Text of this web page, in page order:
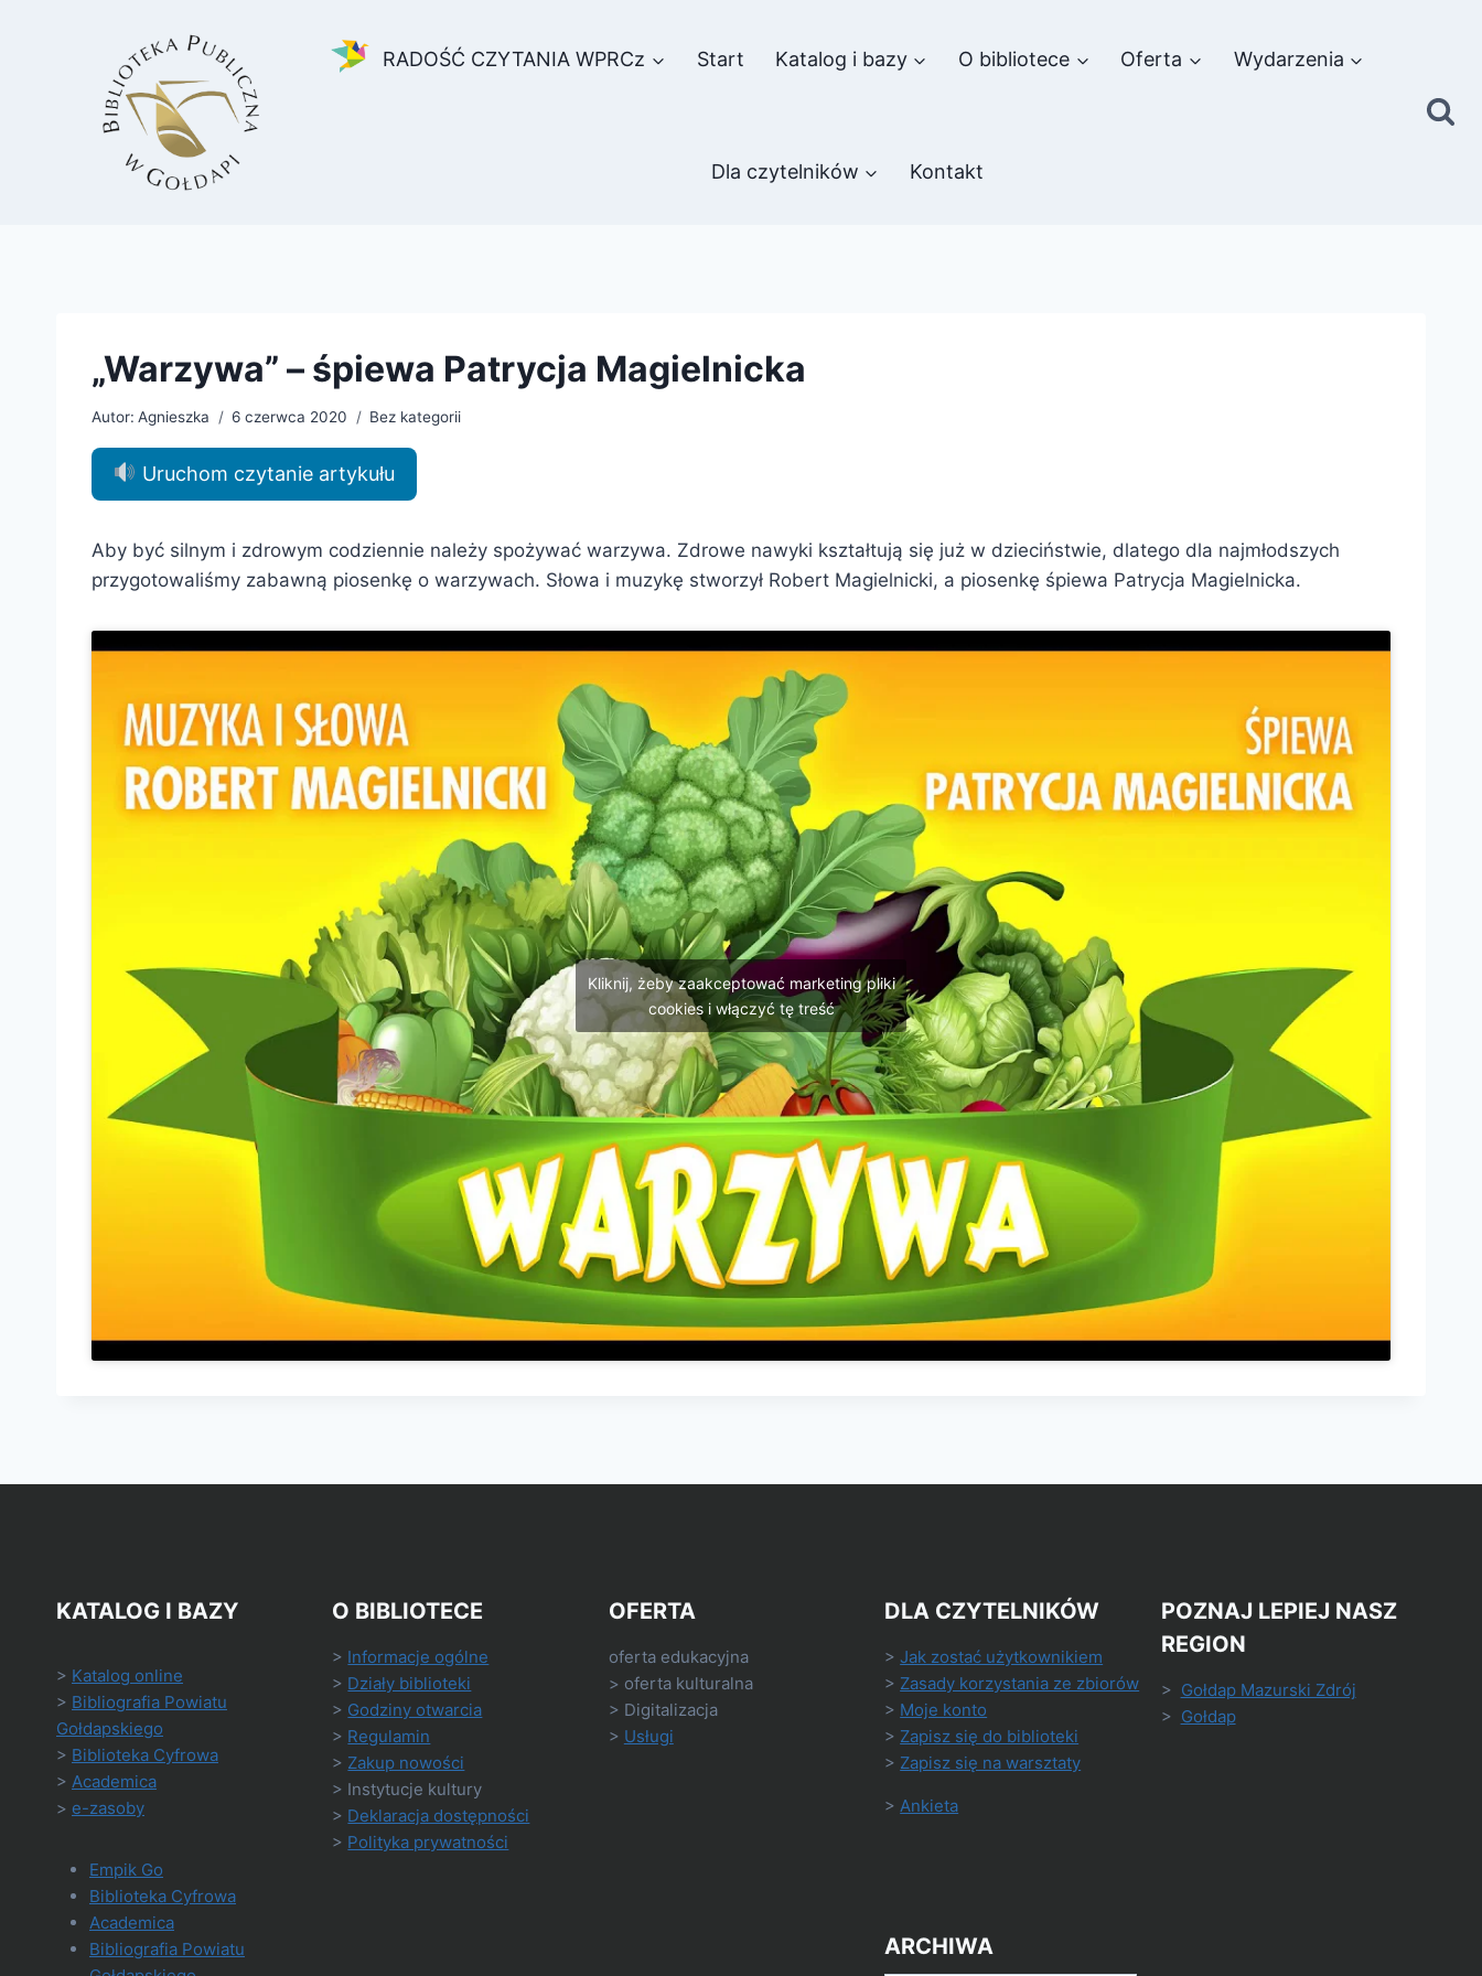
RADOŚĆ CZYTANIA WPRCz Start Katalog i bazy O bibliotece Oferta Wydarzenia
Dla czytelników Kontakt
„Warzywa” – śpiewa Patrycja Magielnicka
Autor: Agnieszka 6 czerwca 2020 Bez kategorii
Uruchom czytanie artykułu
Aby być silnym i zdrowym codziennie należy spożywać warzywa. Zdrowe nawyki kształtują się już w dzieciństwie, dlatego dla najmłodszych
przygotowaliśmy zabawną piosenkę o warzywach. Słowa i muzykę stworzył Robert Magielnicki, a piosenkę śpiewa Patrycja Magielnicka.
Kliknij, żeby zaakceptować marketing pliki
cookies i włączyć tę treść
KATALOG I BAZY
> Katalog online
> Bibliografia Powiatu
Gołdapskiego
> Biblioteka Cyfrowa
> Academica
> e-zasoby
Empik Go
Biblioteka Cyfrowa
Academica
Bibliografia Powiatu
O BIBLIOTECE
> Informacje ogólne
> Działy biblioteki
> Godziny otwarcia
> Regulamin
> Zakup nowości
> Instytucje kultury
> Deklaracja dostępności
> Polityka prywatności
OFERTA
oferta edukacyjna
> oferta kulturalna
> Digitalizacja
> Usługi
DLA CZYTELNIKÓW
>Jak zostać użytkownikiem
> Zasady korzystania ze zbiorów
> Moje konto
> Zapisz się do biblioteki
> Zapisz się na warsztaty
>Ankieta
ARCHIWA
POZNAJ LEPIEJ NASZ
REGION
> Gołdap Mazurski Zdrój
> Gołdap